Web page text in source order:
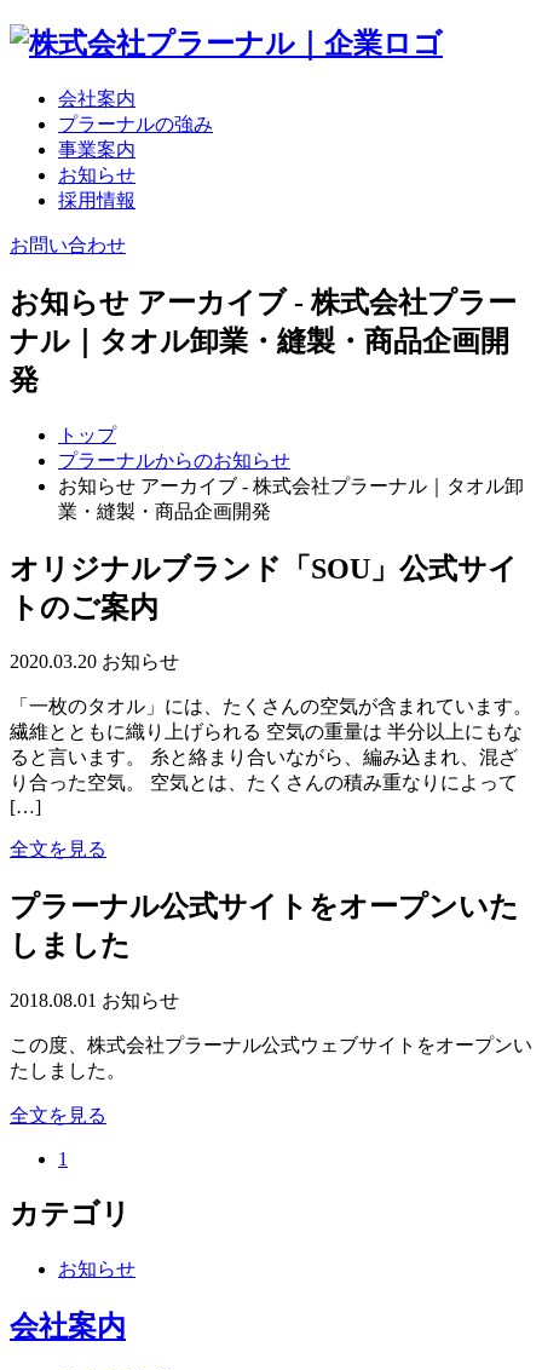
会社案内
プラーナルの強み
事業案内
お知らせ
採用情報
お問い合わせ
お知らせ アーカイブ - 株式会社プラー
ナル｜タオル卸業・縫製・商品企画開
発
トップ
プラーナルからのお知らせ
お知らせ アーカイブ - 株式会社プラーナル｜タオル卸
業・縫製・商品企画開発
オリジナルブランド「SOU」公式サイ
トのご案内
2020.03.20 お知らせ
「一枚のタオル」には、たくさんの空気が含まれています。
繊維とともに織り上げられる 空気の重量は 半分以上にもな
ると言います。 糸と絡まり合いながら、編み込まれ、混ざ
り合った空気。 空気とは、たくさんの積み重なりによって
[…]
全文を見る
プラーナル公式サイトをオープンいた
しました
2018.08.01 お知らせ
この度、株式会社プラーナル公式ウェブサイトをオープンい
たしました。
全文を見る
1
カテゴリ
お知らせ
会社案内